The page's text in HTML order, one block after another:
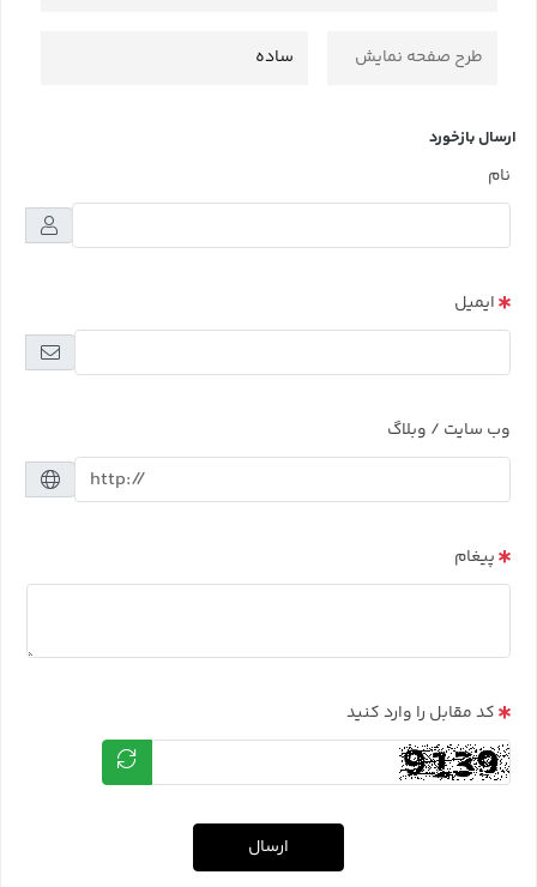
طرح صفحه نمایش ساده
ارسال بازخورد
نام
ایمیل
وب سایت / وبلاگ
پیغام
کد مقابل را وارد کنید
ارسال